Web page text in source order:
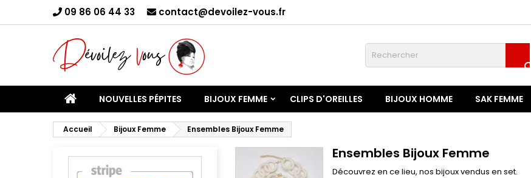
09 86 06 44 33 contact@devoilez-vous.fr

NOUVELLES PÉPITES BIJOUX FEMME CLIPS D'OREILLES BIJOUX HOMME SAK FEMME
Accueil Bijoux Femme Ensembles Bijoux Femme
Ensembles Bijoux Femme
Découvrez en ce lieu, nos bijoux vendus en set.
You need to be logged in to save products in your wish list.
Annuler